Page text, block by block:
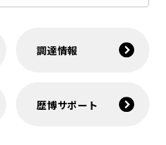
調達情報
歴博サポート